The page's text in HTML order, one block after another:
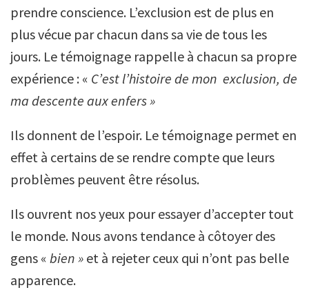
prendre conscience. L’exclusion est de plus en
plus vécue par chacun dans sa vie de tous les
jours. Le témoignage rappelle à chacun sa propre
expérience : « C’est l’histoire de mon exclusion, de
ma descente aux enfers »
Ils donnent de l’espoir. Le témoignage permet en
effet à certains de se rendre compte que leurs
problèmes peuvent être résolus.
Ils ouvrent nos yeux pour essayer d’accepter tout
le monde. Nous avons tendance à côtoyer des
gens « bien » et à rejeter ceux qui n’ont pas belle
apparence.